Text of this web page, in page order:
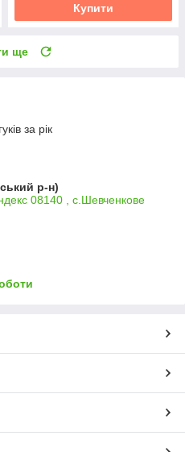
Купити
ще
за рік
р-н)
08140 , с.Шевченкове